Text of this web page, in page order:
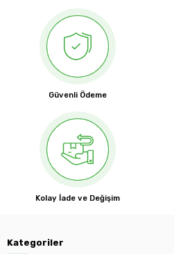
Güvenli Ödeme
Kolay İade ve Değişim
Kategoriler